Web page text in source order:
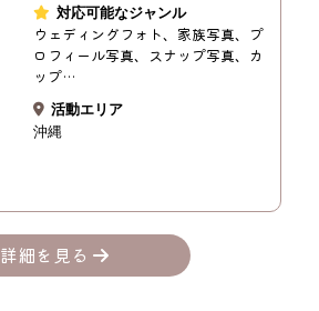
対応可能なジャンル
ウェディングフォト、家族写真、プ
ロフィール写真、スナップ写真、カ
ップ…
活動エリア
沖縄
詳細を見る